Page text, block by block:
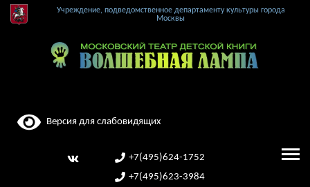
Учреждение, подведомственное департаменту культуры города
Москвы
Версия для слабовидящих
+7(495)624-1752
+7(495)623-3984